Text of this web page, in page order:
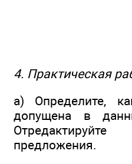
4. Практическая
а) Определите,
допущена в
предложения.